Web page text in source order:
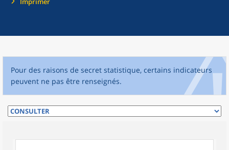
Pour des raisons de secret statistique, certains indicateurs
peuvent ne pas être renseignés.